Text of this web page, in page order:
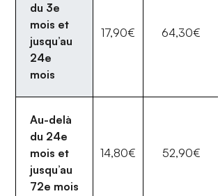
du 3e
mois et
jusqu’au
24e
mois
17,90€ 64,30€
Au-delà
du 24e
mois et
jusqu’au
72e mois
14,80€ 52,90€